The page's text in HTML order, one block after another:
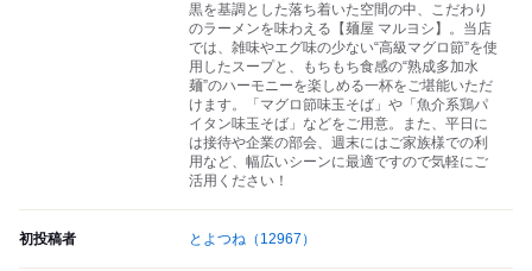
黒を基調とした落ち着いた空間の中、こだわり
のラーメンを味わえる【麺屋 マルヨシ】。当店
では、雑味やエグ味の少ない“高級マグロ節”を使
用したスープと、もちもち食感の“熟成多加水
麺”のハーモニーを楽しめる一杯をご堪能いただ
けます。「マグロ節味玉そば」や「魚介系鶏パ
イタン味玉そば」などをご用意。また、平日に
は接待や企業の部会、週末にはご家族様での利
用など、幅広いシーンに最適ですので気軽にご
活用ください！
初投稿者 とよつね （12967）